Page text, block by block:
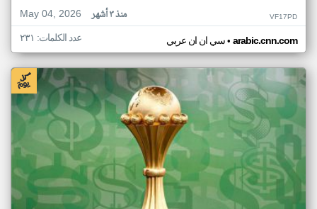
May 04, 2026
منذ ٣ أشهر VF17PD
سي ان ان عربي• arabic.cnn.com عدد الكلمات: ٢٣١